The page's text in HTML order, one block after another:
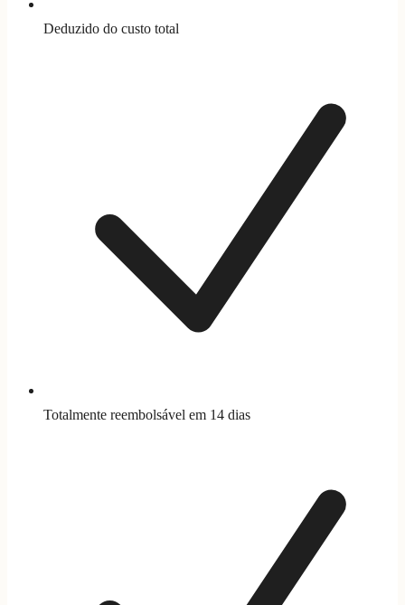
Deduzido do custo total
Totalmente reembolsável em 14 dias